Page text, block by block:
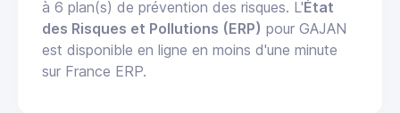
à 6 plan(s) de prévention des risques. L'État
des Risques et Pollutions (ERP) pour GAJAN
est disponible en ligne en moins d'une minute
sur France ERP.